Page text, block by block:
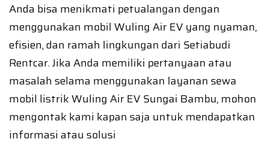
Anda bisa menikmati petualangan dengan
menggunakan mobil Wuling Air EV yang nyaman,
efisien, dan ramah lingkungan dari Setiabudi
Rentcar. Jika Anda memiliki pertanyaan atau
masalah selama menggunakan layanan sewa
mobil listrik Wuling Air EV Sungai Bambu, mohon
mengontak kami kapan saja untuk mendapatkan
informasi atau solusi